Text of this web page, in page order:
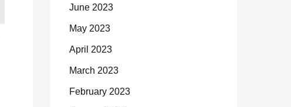
June 2023
May 2023
April 2023
March 2023
February 2023